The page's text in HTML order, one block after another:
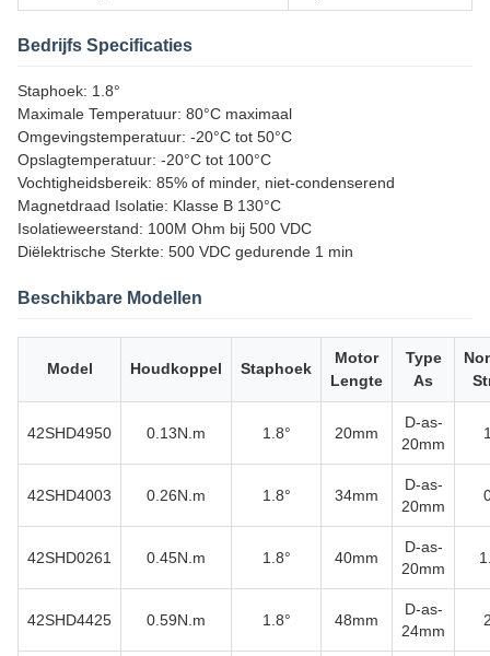
Bedrijfs Specificaties
Staphoek: 1.8°
Maximale Temperatuur: 80°C maximaal
Omgevingstemperatuur: -20°C tot 50°C
Opslagtemperatuur: -20°C tot 100°C
Vochtigheidsbereik: 85% of minder, niet-condenserend
Magnetdraad Isolatie: Klasse B 130°C
Isolatieweerstand: 100M Ohm bij 500 VDC
Diëlektrische Sterkte: 500 VDC gedurende 1 min
Beschikbare Modellen
Model Houdkoppel Staphoek
Motor
Lengte
Type
As
42SHD4950 0.13N.m 1.8° 20mm
D-as-
20mm
42SHD4003 0.26N.m 1.8° 34mm
D-as-
20mm
42SHD0261 0.45N.m 1.8° 40mm
D-as-
20mm
42SHD4425 0.59N.m 1.8° 48mm
D-as-
24mm